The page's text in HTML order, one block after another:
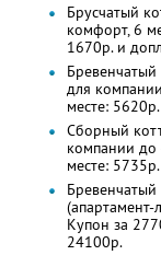
Брусчатый
комфорт, 6
1670р. и
для
месте:
Сборный
компании до
месте:
Купон за
24100р.